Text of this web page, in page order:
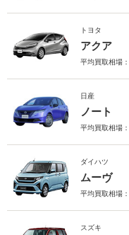
トヨタ
アクア
平均買取相場：
日産
ノート
平均買取相場：
ダイハツ
ムーヴ
平均買取相場：
スズキ